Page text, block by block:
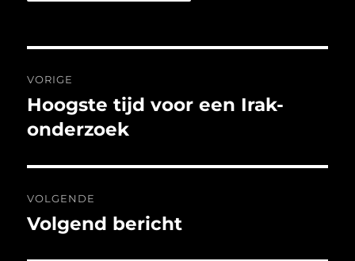
navigatie
VORIGE
Vorig
bericht:
Hoogste tijd voor een Irak-
onderzoek
VOLGENDE
Volgend
Volgend bericht